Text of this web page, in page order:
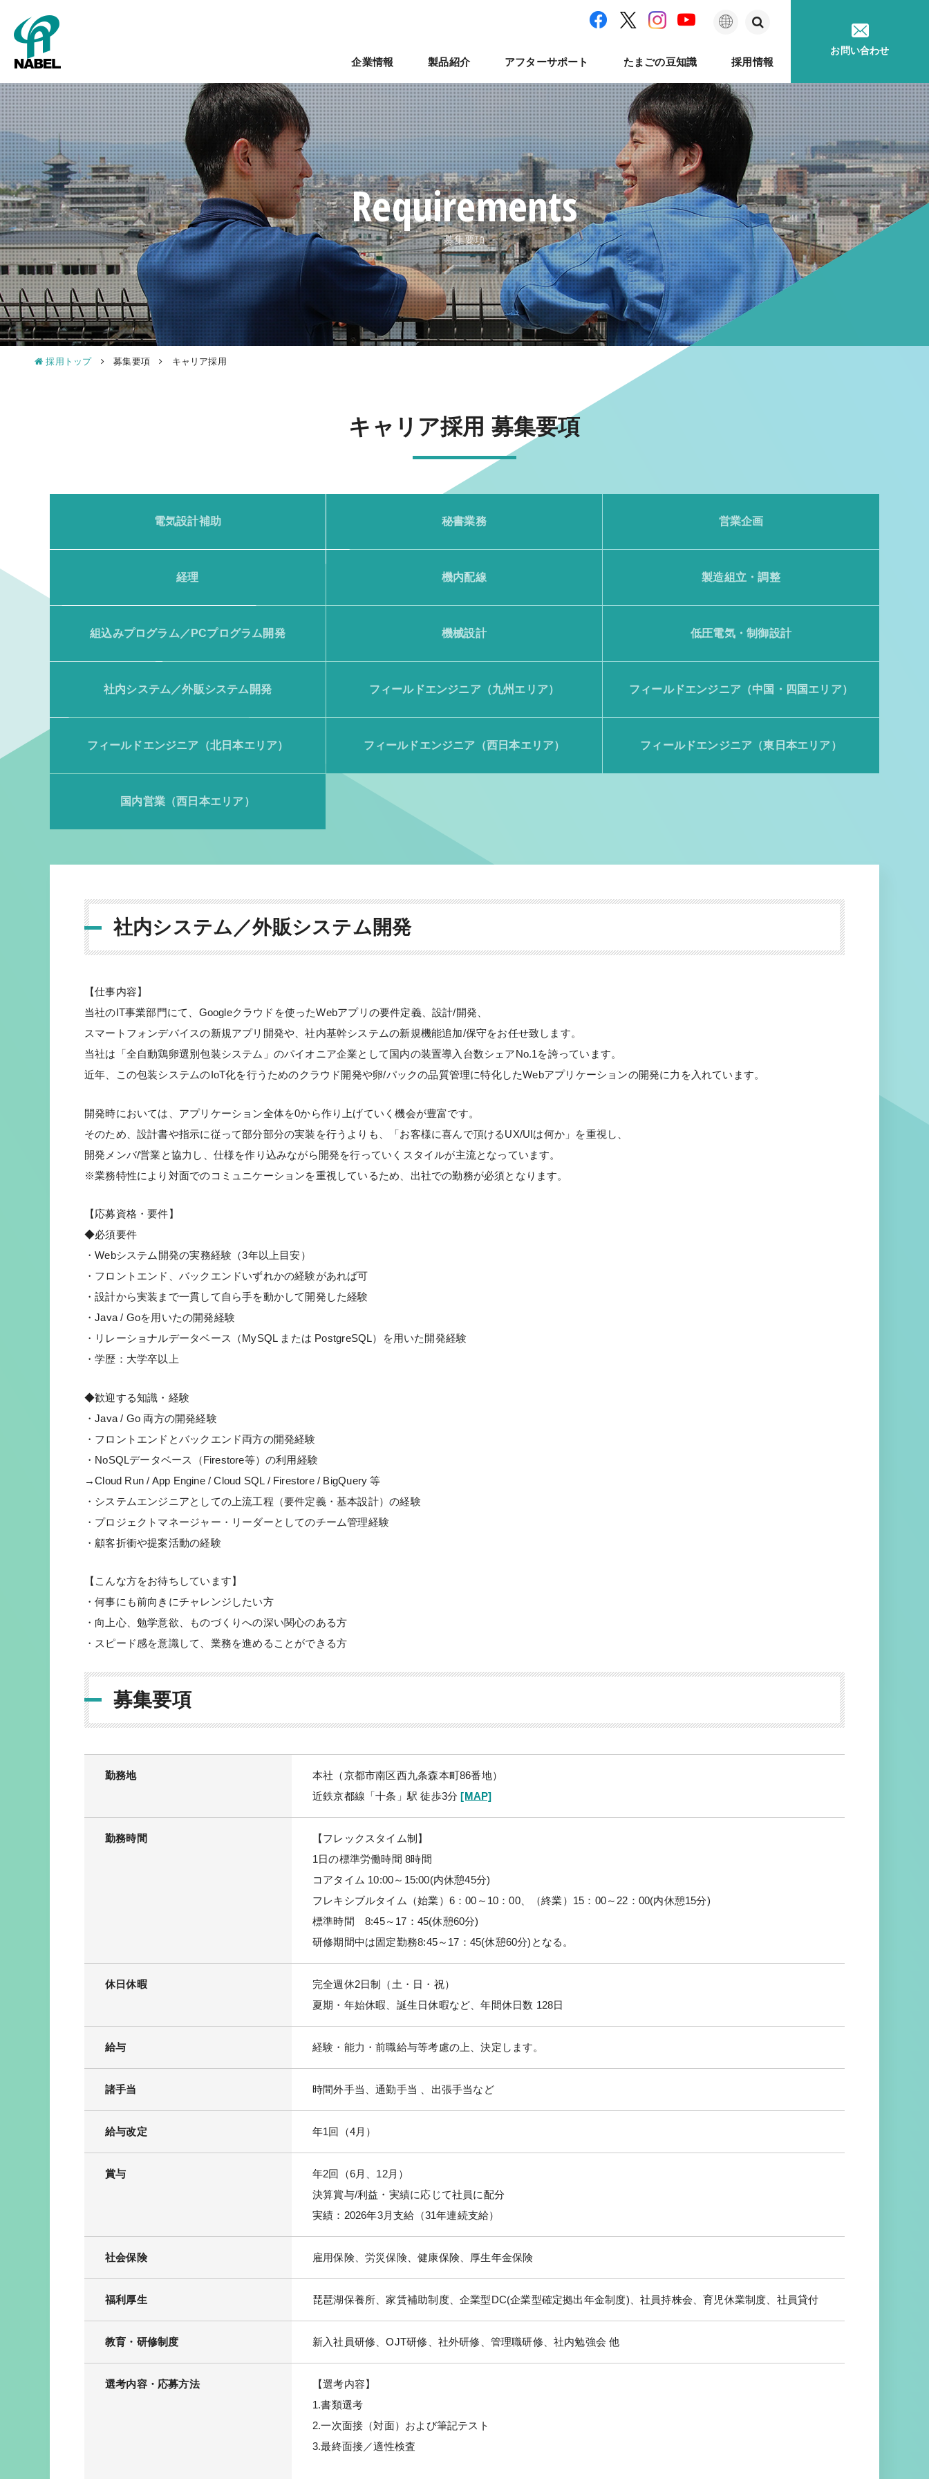
企業情報
会社概要 経営理念 拠点紹介 世界展開 ナベルネットワーク ナベルのあゆみ
製品紹介
SMART Cube パッキング グレーディング タワー型システム 検査装置 集卵装置 パレット輸送システム 種鶏孵卵 卵質測定 ソフトウェア 印字機
アフターサポート たまごの豆知識
コラム 卵事例ハンドブック 卵が届くまで
採用情報
新卒採用 キャリア採用 パート・アルバイト採用 社員インタビュー よくある質問 メッセージ 採用に関するお問い合わせ
語
お問い合わせ
Requirements
募集要項
採用トップ 募集要項 キャリア採用
キャリア採用 募集要項
電気設計補助 秘書業務 営業企画
経理 機内配線 製造組立・調整
組込みプログラム／PCプログラム開発 機械設計 低圧電気・制御設計
社内システム／外販システム開発 フィールドエンジニア（九州エリア） フィールドエンジニア（中国・四国エリア）
フィールドエンジニア（北日本エリア） フィールドエンジニア（西日本エリア） フィールドエンジニア（東日本エリア）
国内営業（西日本エリア）
社内システム／外販システム開発
【仕事内容】
当社のIT事業部門にて、Googleクラウドを使ったWebアプリの要件定義、設計/開発、
スマートフォンデバイスの新規アプリ開発や、社内基幹システムの新規機能追加/保守をお任せ致します。
当社は「全自動鶏卵選別包装システム」のパイオニア企業として国内の装置導入台数シェアNo.1を誇っています。
近年、この包装システムのIoT化を行うためのクラウド開発や卵/パックの品質管理に特化したWebアプリケーションの開発に力を入れています。
開発時においては、アプリケーション全体を0から作り上げていく機会が豊富です。
そのため、設計書や指示に従って部分部分の実装を行うよりも、「お客様に喜んで頂けるUX/UIは何か」を重視し、
開発メンバ/営業と協力し、仕様を作り込みながら開発を行っていくスタイルが主流となっています。
※業務特性により対面でのコミュニケーションを重視しているため、出社での勤務が必須となります。
【応募資格・要件】
◆必須要件
・Webシステム開発の実務経験（3年以上目安）
・フロントエンド、バックエンドいずれかの経験があれば可
・設計から実装まで一貫して自ら手を動かして開発した経験
・Java / Goを用いたの開発経験
・リレーショナルデータベース（MySQL または PostgreSQL）を用いた開発経験
・学歴：大学卒以上
◆歓迎する知識・経験
・Java / Go 両方の開発経験
・フロントエンドとバックエンド両方の開発経験
・NoSQLデータベース（Firestore等）の利用経験
→Cloud Run / App Engine / Cloud SQL / Firestore / BigQuery 等
・システムエンジニアとしての上流工程（要件定義・基本設計）の経験
・プロジェクトマネージャー・リーダーとしてのチーム管理経験
・顧客折衝や提案活動の経験
【こんな方をお待ちしています】
・何事にも前向きにチャレンジしたい方
・向上心、勉学意欲、ものづくりへの深い関心のある方
・スピード感を意識して、業務を進めることができる方
募集要項
勤務地
本社（京都市南区西九条森本町86番地）
近鉄京都線「十条」駅 徒歩3分[MAP]
勤務時間
【フレックスタイム制】
1日の標準労働時間 8時間
コアタイム 10:00～15:00(内休憩45分)
フレキシブルタイム（始業）6：00～10：00、（終業）15：00～22：00(内休憩15分)
標準時間 8:45～17：45(休憩60分)
研修期間中は固定勤務8:45～17：45(休憩60分)となる。
休日休暇
完全週休2日制（土・日・祝）
夏期・年始休暇、誕生日休暇など、年間休日数 128日
給与 経験・能力・前職給与等考慮の上、決定します。
諸手当 時間外手当、通勤手当 、出張手当など
給与改定 年1回（4月）
賞与
年2回（6月、12月）
決算賞与/利益・実績に応じて社員に配分
実績：2026年3月支給（31年連続支給）
社会保険 雇用保険、労災保険、健康保険、厚生年金保険
福利厚生 琵琶湖保養所、家賃補助制度、企業型DC(企業型確定拠出年金制度)、社員持株会、育児休業制度、社員貸付
教育・研修制度 新入社員研修、OJT研修、社外研修、管理職研修、社内勉強会 他
選考内容・応募方法
【選考内容】
1.書類選考
2.一次面接（対面）および筆記テスト
3.最終面接／適性検査